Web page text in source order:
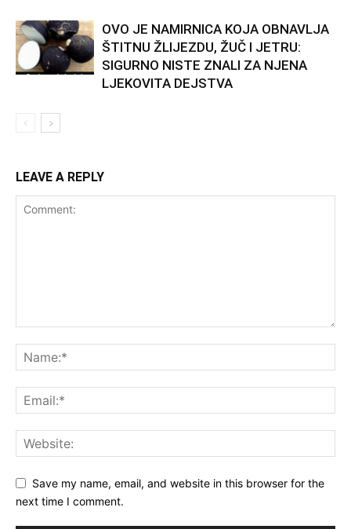
OVO JE NAMIRNICA KOJA OBNAVLJA
ŠTITNU ŽLIJEZDU, ŽUČ I JETRU:
SIGURNO NISTE ZNALI ZA NJENA
LJEKOVITA DEJSTVA
LEAVE A REPLY
Save my name, email, and website in this browser for the
next time I comment.